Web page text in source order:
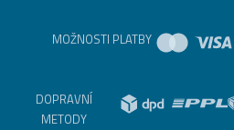
MOŽNOSTI PLATBY
DOPRAVNÍ
METODY